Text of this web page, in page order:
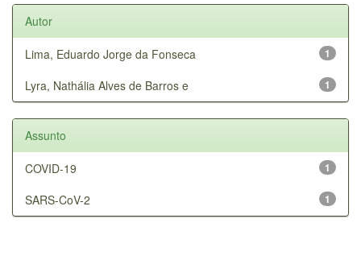
Autor
1
Lima, Eduardo Jorge da Fonseca
1
Lyra, Nathália Alves de Barros e
Assunto
1
COVID-19
1
SARS-CoV-2